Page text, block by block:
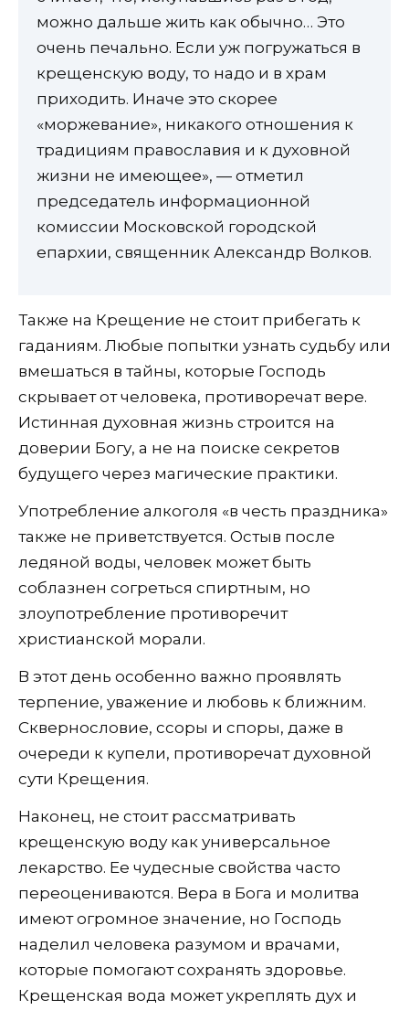
можно дальше жить как обычно… Это
очень печально. Если уж погружаться в
крещенскую воду, то надо и в храм
приходить. Иначе это скорее
«моржевание», никакого отношения к
традициям православия и к духовной
жизни не имеющее», — отметил
председатель информационной
комиссии Московской городской
епархии, священник Александр Волков.
Также на Крещение не стоит прибегать к
гаданиям. Любые попытки узнать судьбу или
вмешаться в тайны, которые Господь
скрывает от человека, противоречат вере.
Истинная духовная жизнь строится на
доверии Богу, а не на поиске секретов
будущего через магические практики.
Употребление алкоголя «в честь праздника»
также не приветствуется. Остыв после
ледяной воды, человек может быть
соблазнен согреться спиртным, но
злоупотребление противоречит
христианской морали.
В этот день особенно важно проявлять
терпение, уважение и любовь к ближним.
Сквернословие, ссоры и споры, даже в
очереди к купели, противоречат духовной
сути Крещения.
Наконец, не стоит рассматривать
крещенскую воду как универсальное
лекарство. Ее чудесные свойства часто
переоцениваются. Вера в Бога и молитва
имеют огромное значение, но Господь
наделил человека разумом и врачами,
которые помогают сохранять здоровье.
Крещенская вода может укреплять дух и